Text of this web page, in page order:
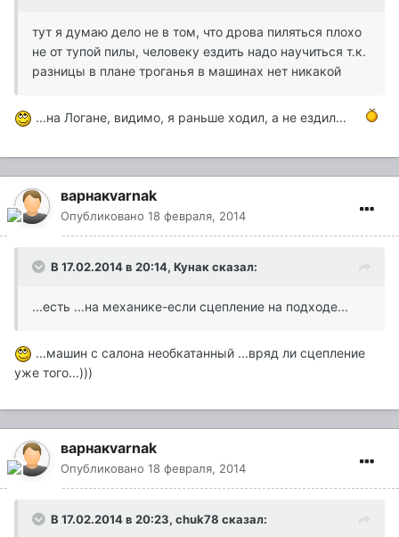
тут я думаю дело не в том, что дрова пиляться плохо
не от тупой пилы, человеку ездить надо научиться т.к.
разницы в плане троганья в машинах нет никакой
...на Логане, видимо, я раньше ходил, а не ездил...
варнакvarnak
Опубликовано 18 февраля, 2014
В 17.02.2014 в 20:14, Кунак сказал:
...есть ...на механике-если сцепление на подходе...
...машин с салона необкатанный ...вряд ли сцепление
уже того...)))
варнакvarnak
Опубликовано 18 февраля, 2014
В 17.02.2014 в 20:23, chuk78 сказал: